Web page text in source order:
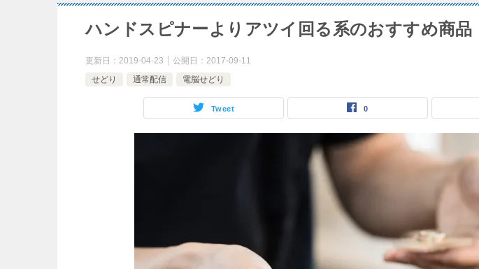
ハンドスピナーよりアツイ回る系のおすすめ商品
更新日： 2019-04-23 公開日： 2017-09-11
せどり
通常配信 電脳せどり
Tweet 0